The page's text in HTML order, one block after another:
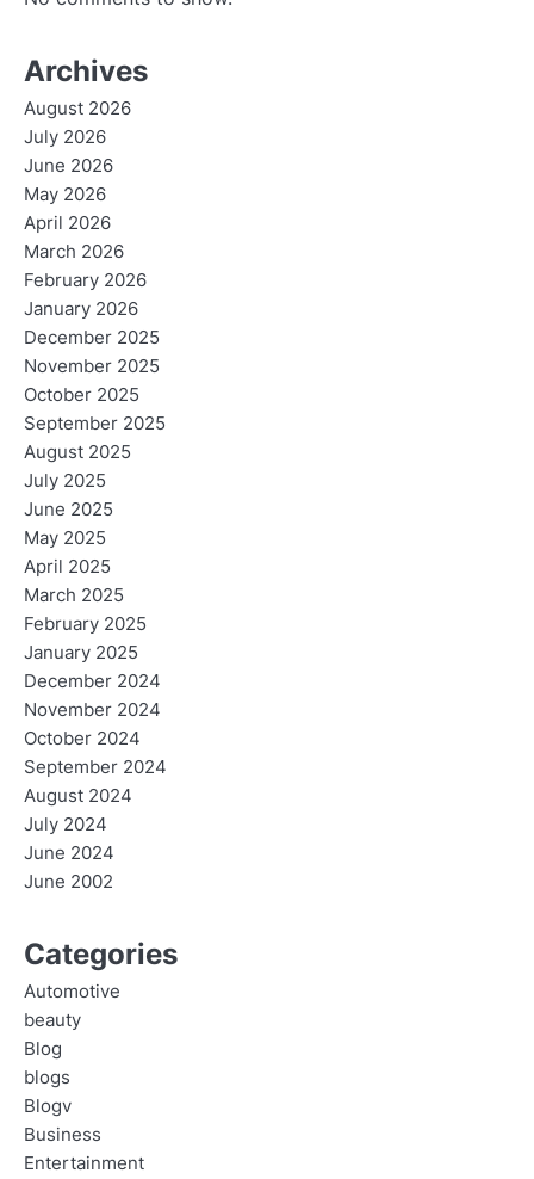
Archives
August 2026
July 2026
June 2026
May 2026
April 2026
March 2026
February 2026
January 2026
December 2025
November 2025
October 2025
September 2025
August 2025
July 2025
June 2025
May 2025
April 2025
March 2025
February 2025
January 2025
December 2024
November 2024
October 2024
September 2024
August 2024
July 2024
June 2024
June 2002
Categories
Automotive
beauty
Blog
blogs
Blogv
Business
Entertainment